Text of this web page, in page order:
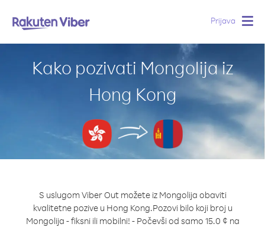
Prijava
Kako pozivati Mongolija iz
Hong Kong
S uslugom Viber Out možete iz Mongolija obaviti
kvalitetne pozive u Hong Kong.Pozovi bilo koji broj u
Mongolija - fiksni ili mobilni! - Počevši od samo 15.0 ¢ na